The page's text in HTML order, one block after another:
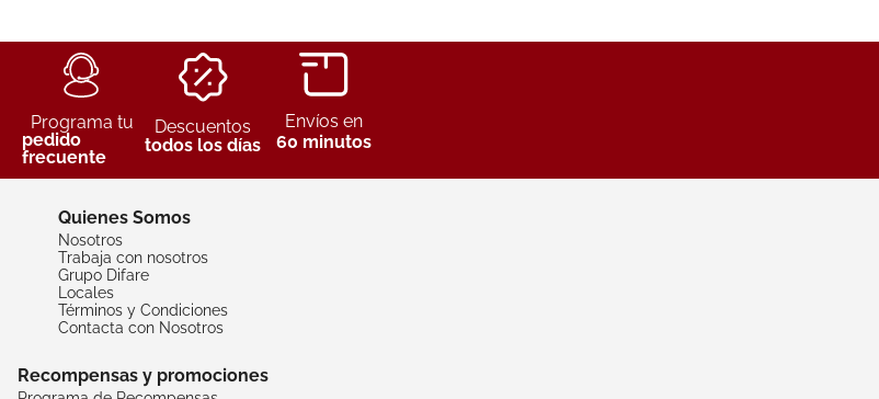
Programa tu
pedido
frecuente
Descuentos
todos los días
Envíos en
60 minutos
Quienes Somos
Nosotros
Trabaja con nosotros
Grupo Difare
Locales
Términos y Condiciones
Contacta con Nosotros
Recompensas y promociones